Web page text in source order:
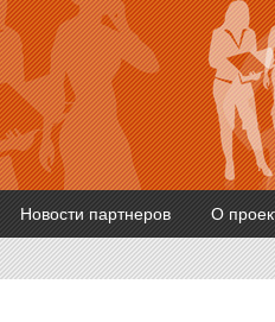
Новости партнеров О